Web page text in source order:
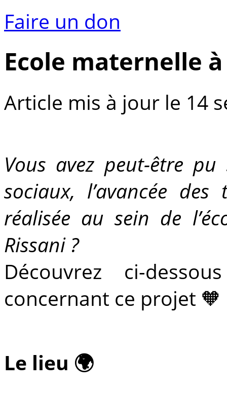
Faire un don
Ecole maternelle
Article mis à jour le 14
Vous avez peut-être
sociaux, l’avancée
réalisée au sein de
Rissani ?
Découvrez ci-
concernant ce projet 🧡
Le lieu 🌍